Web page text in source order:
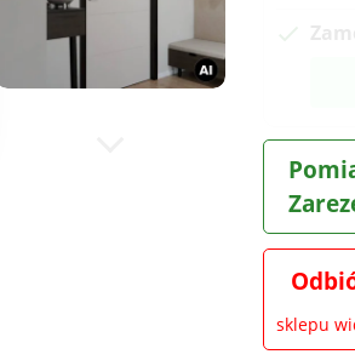
sklepu